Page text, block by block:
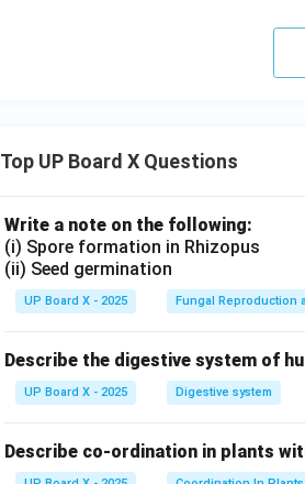
Top UP Board X Questions
Write a note on the following:
(i) Spore formation in Rhizopus
(ii) Seed germination
UP Board X - 2025 Fungal Reproduction
Describe the digestive system of
UP Board X - 2025 Digestive system
Describe co-ordination in plants